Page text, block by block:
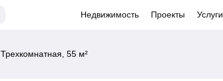
Недвижимость Проекты Услуги
Трехкомнатная, 55 м²